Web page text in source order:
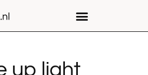
up light